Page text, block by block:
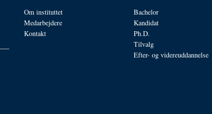
Om instituttet
Medarbejdere
Kontakt
Bachelor
Kandidat
Ph.D.
Tilvalg
Efter- og videreuddannelse